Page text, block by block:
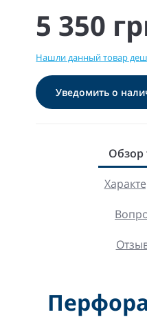
5 350
Нашли данный товар
Уведомить о
Обзор